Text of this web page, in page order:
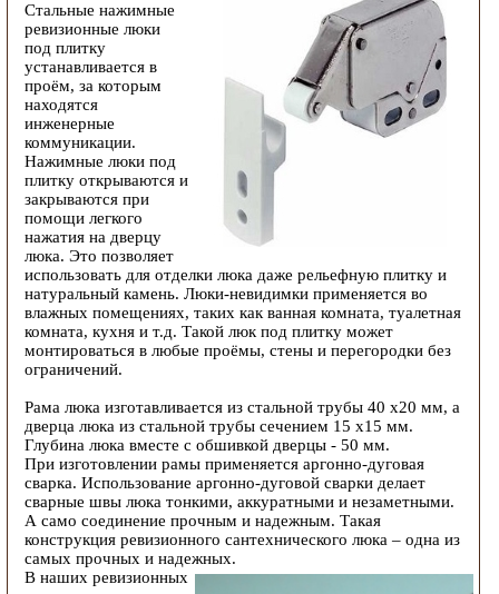
Стальные нажимные
ревизионные люки
под плитку
устанавливается в
проём, за которым
находятся
инженерные
коммуникации.
Нажимные люки под
плитку открываются и
закрываются при
помощи легкого
нажатия на дверцу
люка. Это позволяет
использовать для отделки люка даже рельефную плитку и
натуральный камень. Люки-невидимки применяется во
влажных помещениях, таких как ванная комната, туалетная
комната, кухня и т.д. Такой люк под плитку может
монтироваться в любые проёмы, стены и перегородки без
ограничений.
Рама люка изготавливается из стальной трубы 40 х20 мм, а
дверца люка из стальной трубы сечением 15 х15 мм.
Глубина люка вместе с обшивкой дверцы - 50 мм.
При изготовлении рамы применяется аргонно-дуговая
сварка. Использование аргонно-дуговой сварки делает
сварные швы люка тонкими, аккуратными и незаметными.
А само соединение прочным и надежным. Такая
конструкция ревизионного сантехнического люка – одна из
самых прочных и надежных.
В наших ревизионных